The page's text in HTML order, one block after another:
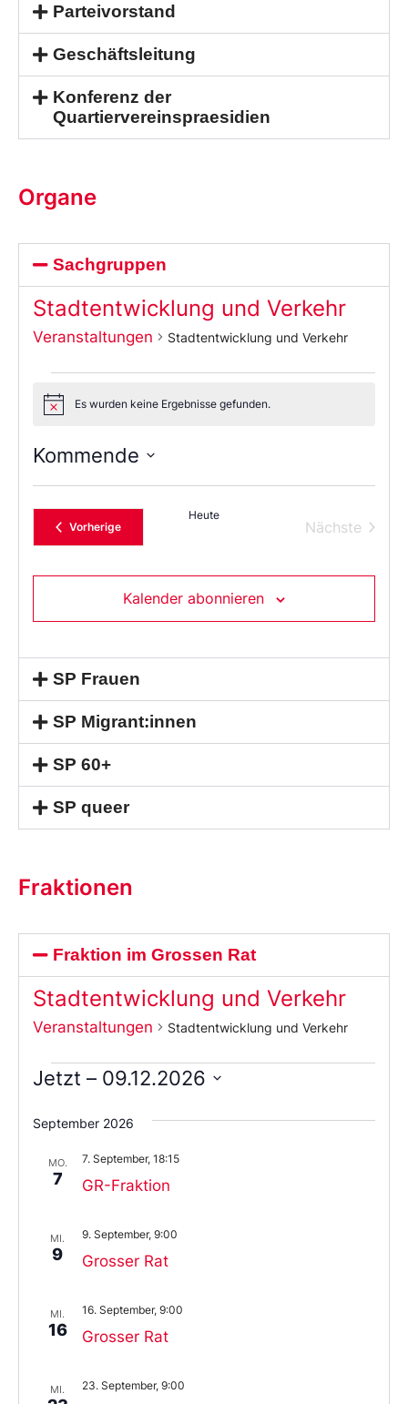
Parteivorstand
Geschäftsleitung
Konferenz der
Quartiervereinspraesidien
Organe
Sachgruppen
Stadtentwicklung und Verkehr
Veranstaltungen Stadtentwicklung und Verkehr
NoticeEs wurden keine Ergebnisse gefunden.
Kommende
Sie
das
Datum
aus.
VorherigeVeranstaltungen
Heute
Nächste
Kalender abonnieren
SP Frauen
SP Migrant:innen
SP 60+
SP queer
Fraktionen
Fraktion im Grossen Rat
Stadtentwicklung und Verkehr
Veranstaltungen Stadtentwicklung und Verkehr
Jetzt – 09.12.2026
Sie
das
aus.
September 2026
MO.
7 GR-Fraktion
7. September, 18:15
MI.
9 Grosser Rat
9. September, 9:00
MI.
16 Grosser Rat
16. September, 9:00
MI. 23. September, 9:00